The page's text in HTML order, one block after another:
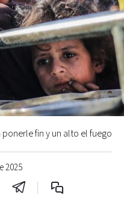
2025
fin y un alto el fuego